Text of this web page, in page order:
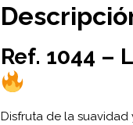
Ref. 1044 –
Disfruta de la